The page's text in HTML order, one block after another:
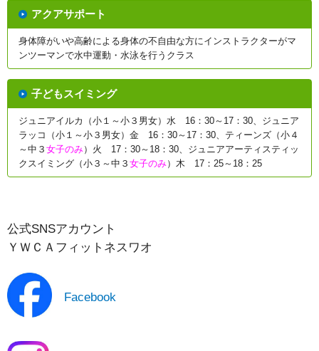
アクアサポート
身体障がいや高齢による身体の不自由な方にインストラクターがマ
ンツーマンで水中運動・水泳を行うクラス
子どもスイミング
ジュニアイルカ（小１～小３男女）水 16：30～17：30、ジュニア
ラッコ（小１～小３男女）金 16：30～17：30、ティーンズ（小４
～中３ 女子のみ）火 17：30～18：30、ジュニアアーティスティッ
クスイミング（小３～中３ 女子のみ）木 17：25～18：25
公式SNSアカウント
ＹＷＣＡフィットネスワオ
Facebook